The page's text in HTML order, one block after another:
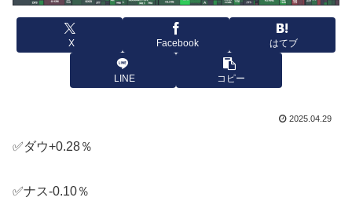
X Facebook はてブ
LINE コピー
2025.04.29
✅ダウ+0.28％
✅ナス-0.10％